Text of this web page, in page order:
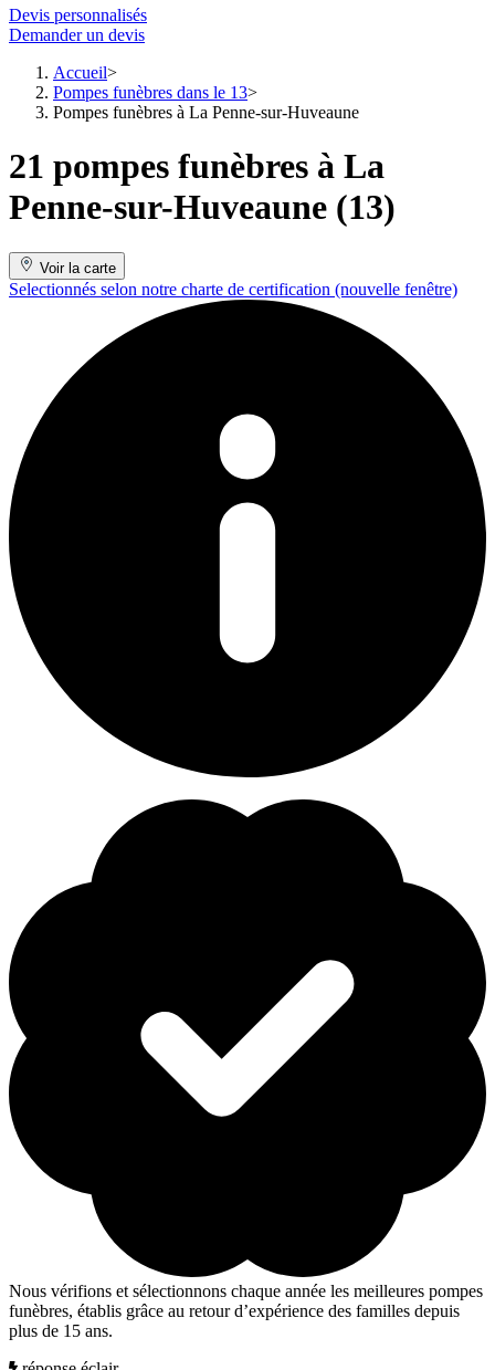
Devis personnalisés
Demander un devis
Accueil
Pompes funèbres dans le 13
Pompes funèbres à La Penne-sur-Huveaune
21 pompes funèbres à La
Penne-sur-Huveaune (13)
Voir la carte
Selectionnés selon notre charte de certification (nouvelle fenêtre)
Nous vérifions et sélectionnons chaque année les meilleures pompes
funèbres, établis grâce au retour d’expérience des familles depuis
plus de 15 ans.